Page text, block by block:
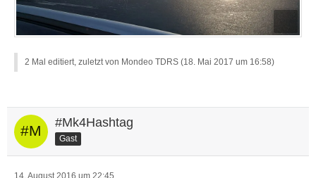
2 Mal editiert, zuletzt von Mondeo TDRS (18. Mai 2017 um 16:58)
#Mk4Hashtag
Gast
14. August 2016 um 22:45